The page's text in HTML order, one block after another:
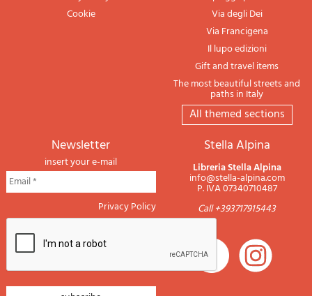
Cookie
Via degli Dei
Via Francigena
Il lupo edizioni
Gift and travel items
The most beautiful streets and
paths in Italy
All themed sections
newsletter
insert your e-mail
Privacy Policy
Stella Alpina
Libreria Stella Alpina
info@stella-alpina.com
P. IVA 07340710487
Call +393717915443